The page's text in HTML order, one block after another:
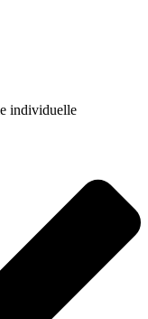
individuelle